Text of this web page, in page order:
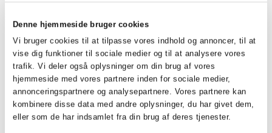
Denne hjemmeside bruger cookies
Vi bruger cookies til at tilpasse vores indhold og annoncer, til at
vise dig funktioner til sociale medier og til at analysere vores
trafik. Vi deler også oplysninger om din brug af vores
hjemmeside med vores partnere inden for sociale medier,
annonceringspartnere og analysepartnere. Vores partnere kan
kombinere disse data med andre oplysninger, du har givet dem,
eller som de har indsamlet fra din brug af deres tjenester.
FLM - Ventilation med varmegenvinding
FLM er et ventilationsmodul, der er specielt udviklet til at
kombinere genindvinding af mekanisk ventileret luft med en
energikollektor i jorden.
Hæver den indkommende brinetemperatur, hvilket